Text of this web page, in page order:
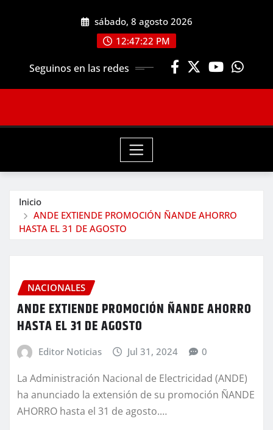
sábado, 8 agosto 2026
12:47:23 PM
Seguinos en las redes
Inicio
ANDE EXTIENDE PROMOCIÓN ÑANDE AHORRO
HASTA EL 31 DE AGOSTO
NACIONALES
ANDE EXTIENDE PROMOCIÓN ÑANDE AHORRO
HASTA EL 31 DE AGOSTO
Editor Noticias Jul 31, 2024 0
La Administración Nacional de Electricidad (ANDE)
ha anunciado la extensión de su promoción ÑANDE
AHORRO hasta el 31 de agosto.…